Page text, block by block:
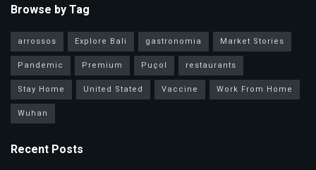
Browse by Tag
arrossos Explore Bali gastronomia
Market Stories
Pandemic
Premium Puçol
restaurants
Stay Home
United Stated Vaccine
Work From Home
Wuhan
Recent Posts